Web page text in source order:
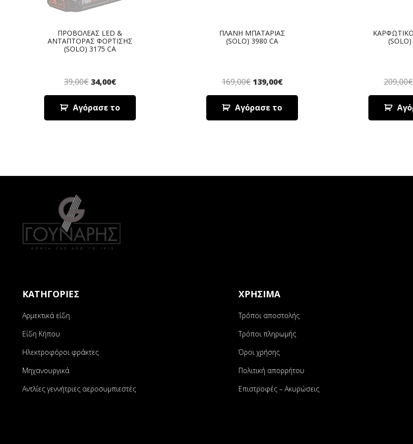
ΠΡΟΒΟΛΕΑΣ LED &
ΑΝΤΑΠΤΟΡΑΣ ΦΟΡΤΙΣΗΣ
(SOLO) 3175 CA
39,00€ 34,00€
Αγόρασε το
ΠΛΑΝΗ ΜΠΑΤΑΡΙΑΣ
(SOLO) 3980 CA
169,00€139,00€
Αγόρασε το
209,00€
ΚΑΤΗΓΟΡΙΕΣ
Αρμεκτικά είδη
Είδη Κήπου
Ηλεκτροφόροι φράκτες
Μηχανουργικά
Αντλίες γεννήτριες αεροσυμπιεστές
ΧΡΗΣΙΜΑ
Τρόποι αποστολής
Τρόποι πληρωμής
Όροι χρήσης
Πολιτική απορρήτου
Επιστροφές – Ακυρώσεις